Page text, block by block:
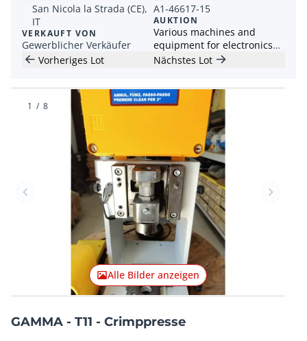
San Nicola la Strada (CE),
IT
VERKAUFT VON
Gewerblicher Verkäufer
A1-46617-15
AUKTION
Various machines and
equipment for electronics
industry
Vorheriges Lot Nächstes Lot
Vorheriger Artikel
Alle Bilder anzeigen
1 / 8
GAMMA - T11 - Crimppresse